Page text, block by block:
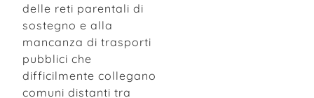
delle reti parentali di
sostegno e alla
mancanza di trasporti
pubblici che
difficilmente collegano
comuni distanti tra